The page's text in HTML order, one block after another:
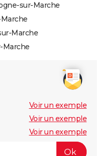
sur-Marche
Marche
Marche
Voir un exemple
Voir un exemple
Voir un exemple